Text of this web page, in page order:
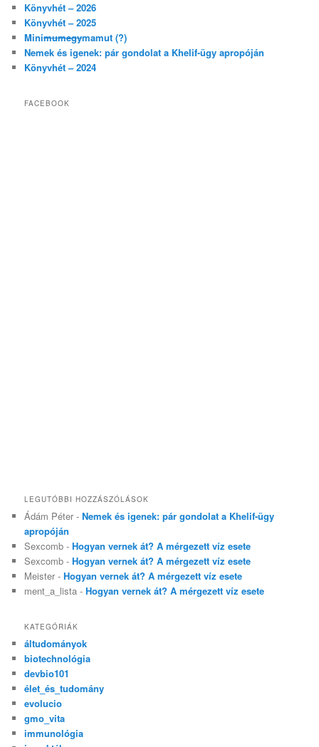
Könyvhét – 2026
Könyvhét – 2025
Minimumegymamut (?)
Nemek és igenek: pár gondolat a Khelif-ügy apropóján
Könyvhét – 2024
FACEBOOK
LEGUTÓBBI HOZZÁSZÓLÁSOK
Ádám Péter -Nemek és igenek: pár gondolat a Khelif-ügy
apropóján
Sexcomb -Hogyan vernek át? A mérgezett víz esete
Sexcomb -Hogyan vernek át? A mérgezett víz esete
Meister -Hogyan vernek át? A mérgezett víz esete
ment_a_lista -Hogyan vernek át? A mérgezett víz esete
KATEGÓRIÁK
áltudományok
biotechnológia
devbio101
élet_és_tudomány
evolucio
gmo_vita
immunológia